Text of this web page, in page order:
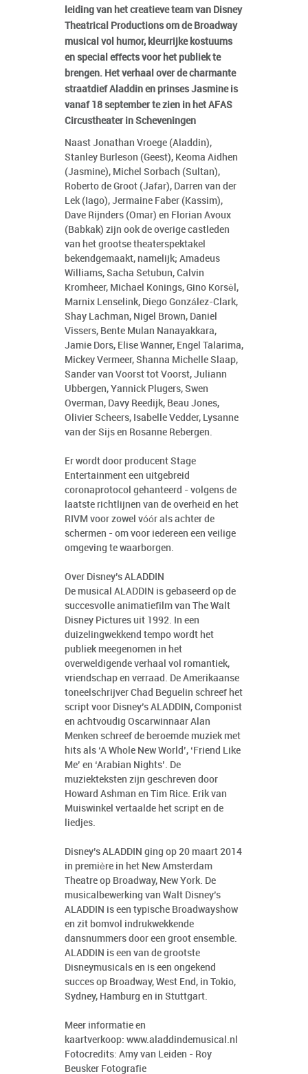
leiding van het creatieve team van Disney
Theatrical Productions om de Broadway
musical vol humor, kleurrijke kostuums
en special effects voor het publiek te
brengen. Het verhaal over de charmante
straatdief Aladdin en prinses Jasmine is
vanaf 18 september te zien in het AFAS
Circustheater in Scheveningen
Naast Jonathan Vroege (Aladdin),
Stanley Burleson (Geest), Keoma Aidhen
(Jasmine), Michel Sorbach (Sultan),
Roberto de Groot (Jafar), Darren van der
Lek (Iago), Jermaine Faber (Kassim),
Dave Rijnders (Omar) en Florian Avoux
(Babkak) zijn ook de overige castleden
van het grootse theaterspektakel
bekendgemaakt, namelijk; Amadeus
Williams, Sacha Setubun, Calvin
Kromheer, Michael Konings, Gino Korsèl,
Marnix Lenselink, Diego González-Clark,
Shay Lachman, Nigel Brown, Daniel
Vissers, Bente Mulan Nanayakkara,
Jamie Dors, Elise Wanner, Engel Talarima,
Mickey Vermeer, Shanna Michelle Slaap,
Sander van Voorst tot Voorst, Juliann
Ubbergen, Yannick Plugers, Swen
Overman, Davy Reedijk, Beau Jones,
Olivier Scheers, Isabelle Vedder, Lysanne
van der Sijs en Rosanne Rebergen.
Er wordt door producent Stage
Entertainment een uitgebreid
coronaprotocol gehanteerd ‒ volgens de
laatste richtlijnen van de overheid en het
RIVM voor zowel vóór als achter de
schermen ‒ om voor iedereen een veilige
omgeving te waarborgen.
Over Disney’s ALADDIN
De musical ALADDIN is gebaseerd op de
succesvolle animatiefilm van The Walt
Disney Pictures uit 1992. In een
duizelingwekkend tempo wordt het
publiek meegenomen in het
overweldigende verhaal vol romantiek,
vriendschap en verraad. De Amerikaanse
toneelschrijver Chad Beguelin schreef het
script voor Disney’s ALADDIN, Componist
en achtvoudig Oscarwinnaar Alan
Menken schreef de beroemde muziek met
hits als ‘A Whole New World’, ‘Friend Like
Me’ en ‘Arabian Nights’. De
muziekteksten zijn geschreven door
Howard Ashman en Tim Rice. Erik van
Muiswinkel vertaalde het script en de
liedjes.
Disney’s ALADDIN ging op 20 maart 2014
in première in het New Amsterdam
Theatre op Broadway, New York. De
musicalbewerking van Walt Disney’s
ALADDIN is een typische Broadwayshow
en zit bomvol indrukwekkende
dansnummers door een groot ensemble.
ALADDIN is een van de grootste
Disneymusicals en is een ongekend
succes op Broadway, West End, in Tokio,
Sydney, Hamburg en in Stuttgart.
Meer informatie en
kaartverkoop: www.aladdindemusical.nl
Fotocredits: Amy van Leiden - Roy
Beusker Fotografie